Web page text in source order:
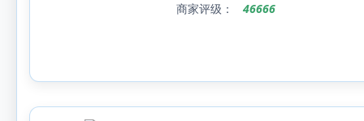
商家评级：
46666